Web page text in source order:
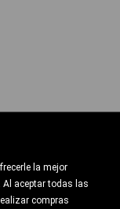
la mejor
Al aceptar todas las
compras